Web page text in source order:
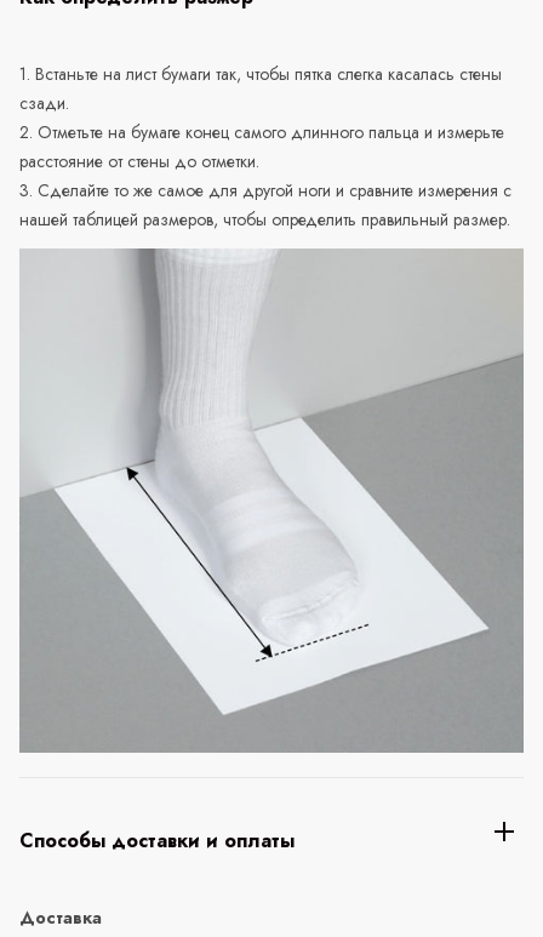
1. Встаньте на лист бумаги так, чтобы пятка слегка касалась стены
сзади.
2. Отметьте на бумаге конец самого длинного пальца и измерьте
расстояние от стены до отметки.
3. Сделайте то же самое для другой ноги и сравните измерения с
нашей таблицей размеров, чтобы определить правильный размер.
Способы доставки и оплаты
Доставка